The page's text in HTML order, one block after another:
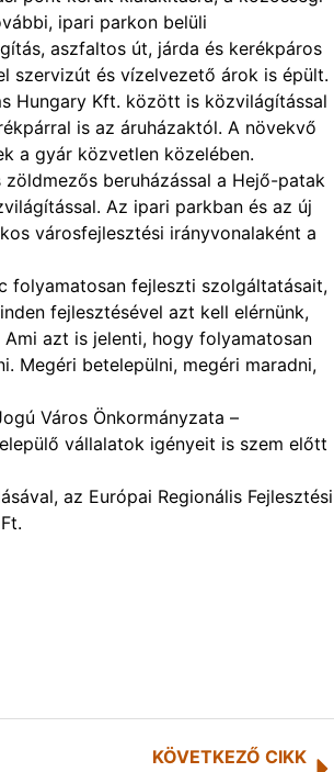
ipari parkon belüli
aszfaltos út, járda és kerékpáros
szervizút és vízelvezető árok is épült.
Hungary Kft. között is közvilágítással
is az áruházaktól. A növekvő
a gyár közvetlen közelében.
beruházással a Hejő-patak
Az ipari parkban és az új
városfejlesztési irányvonalaként a
folyamatosan fejleszti szolgáltatásait,
fejlesztésével azt kell elérnünk,
azt is jelenti, hogy folyamatosan
Megéri betelepülni, megéri maradni,
Város Önkormányzata –
vállalatok igényeit is szem előtt
az Európai Regionális Fejlesztési
KÖVETKEZŐ CIKK